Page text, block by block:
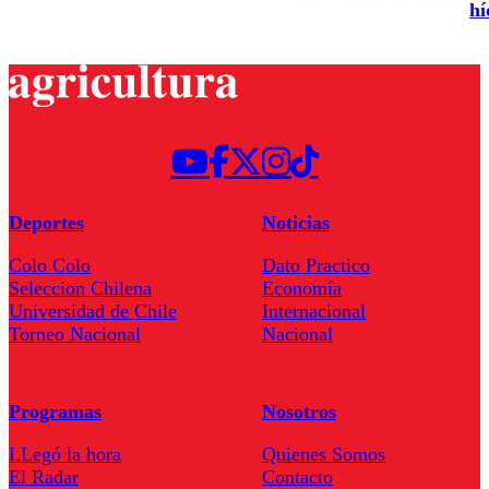
Deportes
Colo Colo
Seleccion Chilena
Universidad de Chile
Torneo Nacional
Noticias
Dato Practico
Economía
Internacional
Nacional
Programas
LLegó la hora
El Radar
Nosotros
Quienes Somos
Contacto